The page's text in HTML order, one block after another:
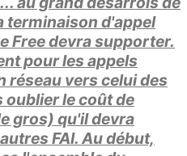
terminaison d'appel
Free devra supporter.
pour les appels
réseau vers celui des
le coût de
gros) qu'il devra
FAI. Au début,